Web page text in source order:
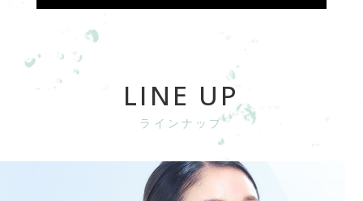
LINE UP
ラインナップ